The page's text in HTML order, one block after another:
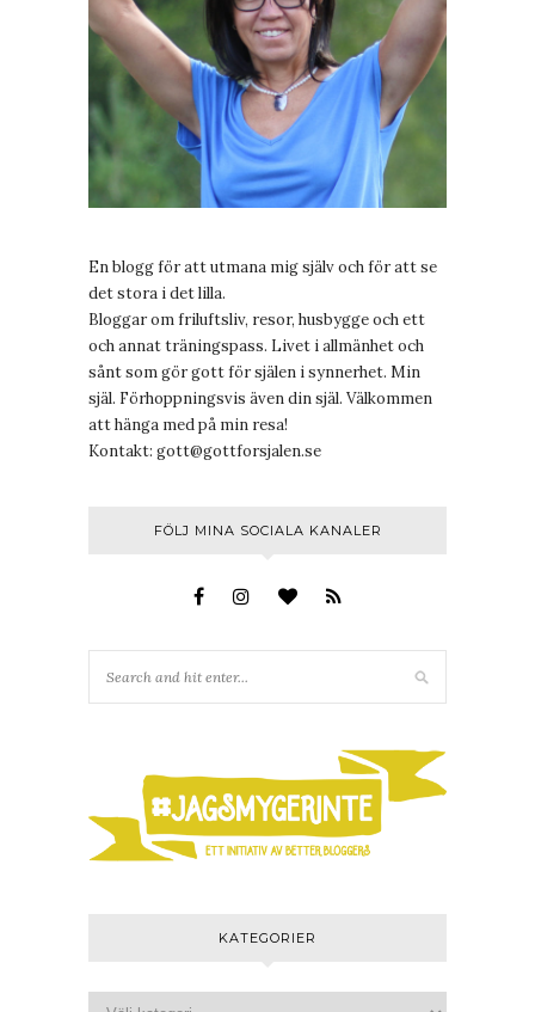
En blogg för att utmana mig själv och för att se
det stora i det lilla.
Bloggar om friluftsliv, resor, husbygge och ett
och annat träningspass. Livet i allmänhet och
sånt som gör gott för själen i synnerhet. Min
själ. Förhoppningsvis även din själ. Välkommen
att hänga med på min resa!
Kontakt: gott@gottforsjalen.se
FÖLJ MINA SOCIALA KANALER
KATEGORIER